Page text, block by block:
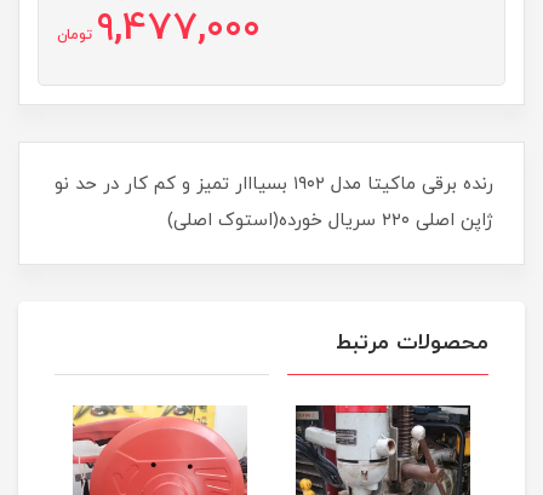
9,477,000 تومان
رنده برقی ماکیتا مدل ۱۹۰۲ بسیااار تمیز و کم کار در حد نو
ژاپن اصلی ۲۲۰ سریال خورده(استوک اصلی)
محصولات مرتبط